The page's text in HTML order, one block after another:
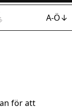
A-Ö↓
för att